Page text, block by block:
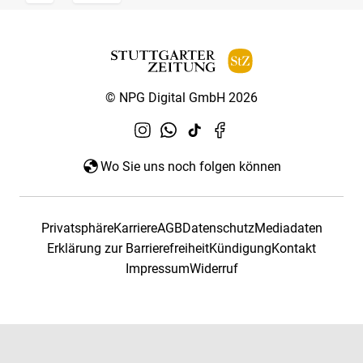
© NPG Digital GmbH 2026
Wo Sie uns noch folgen können
PrivatsphäreKarriereAGBDatenschutzMediadaten
Erklärung zur BarrierefreiheitKündigungKontakt
ImpressumWiderruf